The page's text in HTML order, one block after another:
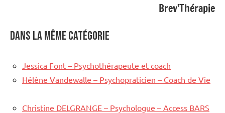
Brev’Thérapie
Dans la même catégorie
Jessica Font – Psychothérapeute et coach
Hélène Vandewalle – Psychopraticien – Coach de Vie
Christine DELGRANGE – Psychologue – Access BARS